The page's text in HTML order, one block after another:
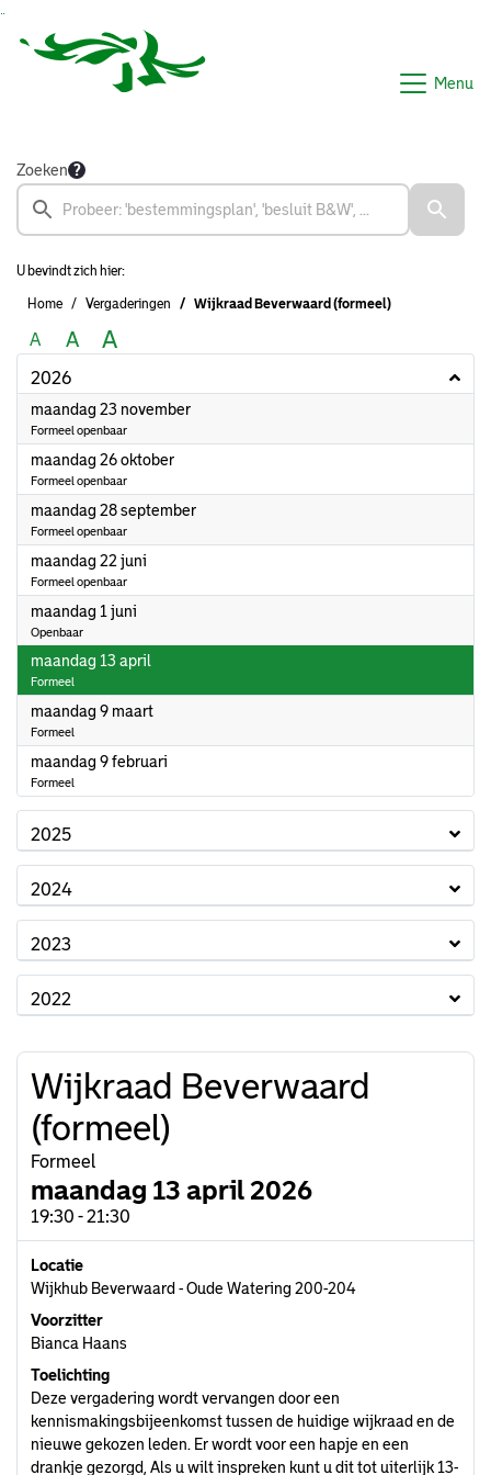
Menu
Zoeken
U bevindt zich hier:
Home Vergaderingen Wijkraad Beverwaard (formeel)
A A A
2026
maandag 23 november2026
Formeel openbaar
maandag 26 oktober2026
Formeel openbaar
maandag 28 september2026
Formeel openbaar
maandag 22 juni
Formeel openbaar
maandag 1 juni
Openbaar
maandag 13 april
Formeel
maandag 9 maart2026
Formeel
maandag 9 februari
Formeel
2025
2024
2023
2022
Wijkraad Beverwaard
(formeel)
Formeel
maandag 13 april 2026
19:30 - 21:30
Locatie
Wijkhub Beverwaard - Oude Watering 200-204
Voorzitter
Bianca Haans
Toelichting
Deze vergadering wordt vervangen door een
kennismakingsbijeenkomst tussen de huidige wijkraad en de
nieuwe gekozen leden. Er wordt voor een hapje en een
drankje gezorgd, Als u wilt inspreken kunt u dit tot uiterlijk 13-